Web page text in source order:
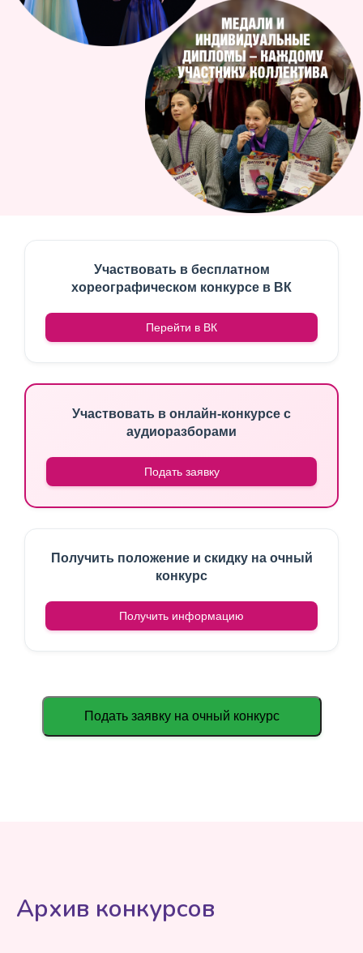
Участвовать в бесплатном
хореографическом конкурсе в ВК
Перейти в ВК
Участвовать в онлайн-конкурсе с
аудиоразборами
Подать заявку
Получить положение и скидку на очный
конкурс
Получить информацию
Подать заявку на очный конкурс
Архив конкурсов